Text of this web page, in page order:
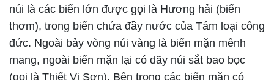
núi là các biển lớn được gọi là Hương hải (biển
thơm), trong biển chứa đầy nước của Tám loại công
đức. Ngoài bảy vòng núi vàng là biển mặn mênh
mang, ngoài biển mặn lại có dãy núi sắt bao bọc
(gọi là Thiết Vi Sơn). Bên trong các biển mặn có